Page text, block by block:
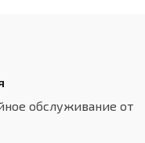
обслуживание от